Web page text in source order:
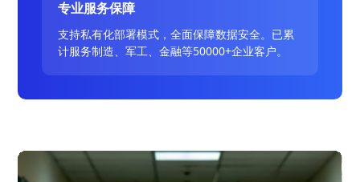
专业服务保障
支持私有化部署模式，全面保障数据安全。已累
计服务制造、军工、金融等50000+企业客户。